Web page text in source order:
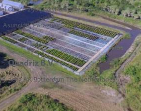
Chaco 2581,SkyPark, Torre 3, P 19B,
Asunción, Paraguay
Quadriz B.V.
3013 AK Rotterdam The Netherlands